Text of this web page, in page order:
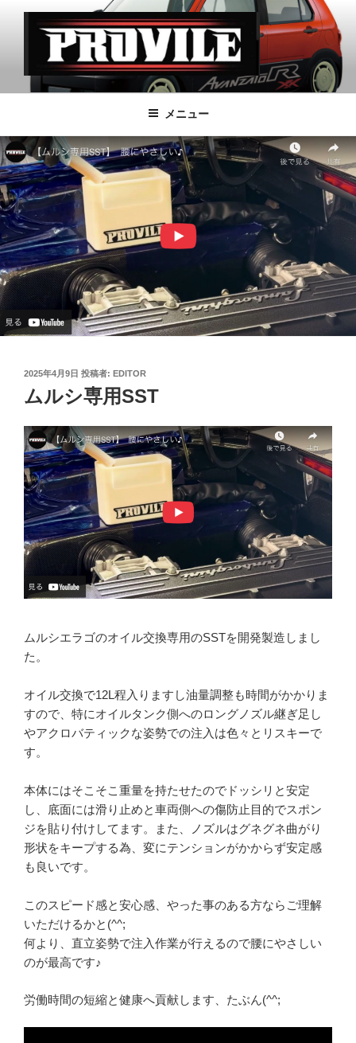
キ
ッ
プ
PROVILE
メニュー
投
日:
2025年4月9日 投稿者: EDITOR
ムルシ専用SST
ムルシエラゴのオイル交換専用のSSTを開発製造しまし
た。
オイル交換で12L程入りますし油量調整も時間がかかりま
すので、特にオイルタンク側へのロングノズル継ぎ足し
やアクロバティックな姿勢での注入は色々とリスキーで
す。
本体にはそこそこ重量を持たせたのでドッシリと安定
し、底面には滑り止めと車両側への傷防止目的でスポン
ジを貼り付けしてます。また、ノズルはグネグネ曲がり
形状をキープする為、変にテンションがかからず安定感
も良いです。
このスピード感と安心感、やった事のある方ならご理解
いただけるかと(^^;
何より、直立姿勢で注入作業が行えるので腰にやさしい
のが最高です♪
労働時間の短縮と健康へ貢献します、たぶん(^^;